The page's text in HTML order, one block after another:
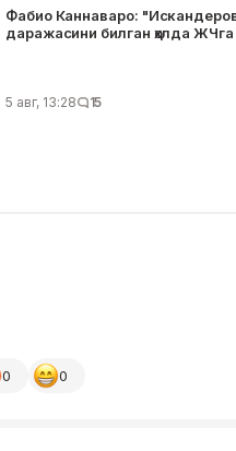
Фабио Каннаваро:
даражасини билган ҳолда
5 авг, 13:28 15
0 0